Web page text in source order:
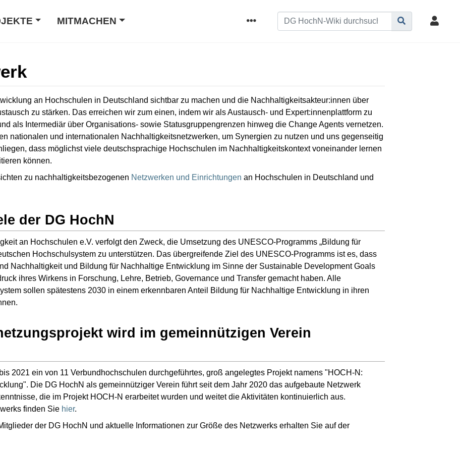
MITMACHEN
an Hochschulen in Deutschland sichtbar zu machen und die Nachhaltigkeitsakteur:innen über
zu stärken. Das erreichen wir zum einen, indem wir als Austausch- und Expert:innenplattform zu
als Intermediär über Organisations- sowie Statusgruppengrenzen hinweg die Change Agents vernetzen.
nationalen und internationalen Nachhaltigkeitsnetzwerken, um Synergien zu nutzen und uns gegenseitig
dass möglichst viele deutschsprachige Hochschulen im Nachhaltigkeitskontext voneinander lernen
können.
zu nachhaltigkeitsbezogenen Netzwerken und Einrichtungen an Hochschulen in Deutschland und
der DG HochN
an Hochschulen e.V. verfolgt den Zweck, die Umsetzung des UNESCO-Programms „Bildung für
Hochschulsystem zu unterstützen. Das übergreifende Ziel des UNESCO-Programms ist es, dass
Nachhaltigkeit und Bildung für Nachhaltige Entwicklung im Sinne der Sustainable Development Goals
ihres Wirkens in Forschung, Lehre, Betrieb, Governance und Transfer gemacht haben. Alle
sollen spätestens 2030 in einem erkennbaren Anteil Bildung für Nachhaltige Entwicklung in ihren
wird im gemeinnützigen Verein
2021 ein von 11 Verbundhochschulen durchgeführtes, groß angelegtes Projekt namens "HOCH-N:
Die DG HochN als gemeinnütziger Verein führt seit dem Jahr 2020 das aufgebaute Netzwerk
die im Projekt HOCH-N erarbeitet wurden und weitet die Aktivitäten kontinuierlich aus.
finden Sie hier.
der DG HochN und aktuelle Informationen zur Größe des Netzwerks erhalten Sie auf der